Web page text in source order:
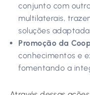
conjunto com
multilaterais,
soluções
Promoção da
conhecimentos e
fomentando a